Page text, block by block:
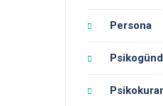
Persona